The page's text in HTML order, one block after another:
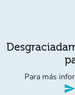
Para más
send